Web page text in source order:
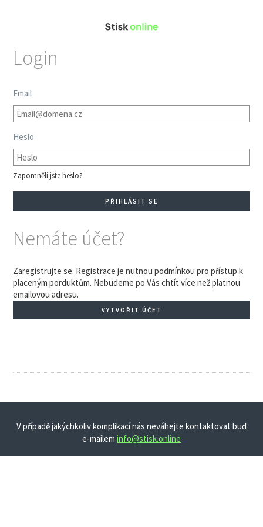
Login
Email
Heslo
Zapomněli jste heslo?
Nemáte účet?
Zaregistrujte se. Registrace je nutnou podmínkou pro přístup k
placeným porduktům. Nebudeme po Vás chtít více než platnou
emailovou adresu.
VYTVOŘIT ÚČET
V případě jakýchkoliv komplikací nás neváhejte kontaktovat buď
e-mailem info@stisk.online